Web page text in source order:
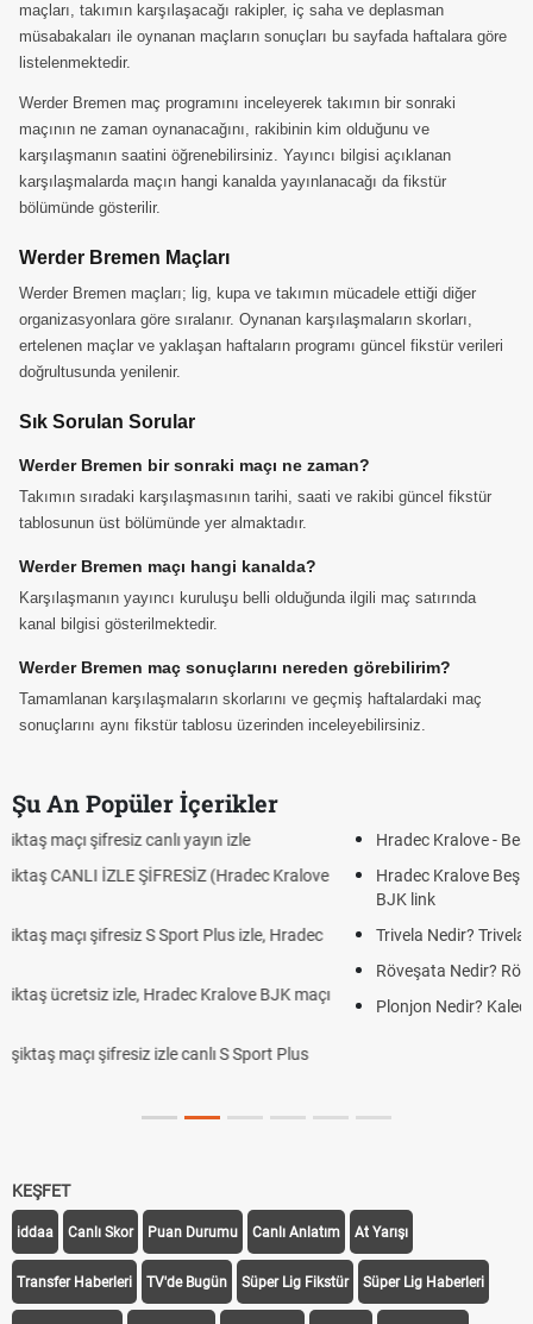
maçları, takımın karşılaşacağı rakipler, iç saha ve deplasman
müsabakaları ile oynanan maçların sonuçları bu sayfada haftalara göre
listelenmektedir.
Werder Bremen maç programını inceleyerek takımın bir sonraki
maçının ne zaman oynanacağını, rakibinin kim olduğunu ve
karşılaşmanın saatini öğrenebilirsiniz. Yayıncı bilgisi açıklanan
karşılaşmalarda maçın hangi kanalda yayınlanacağı da fikstür
bölümünde gösterilir.
Werder Bremen Maçları
Werder Bremen maçları; lig, kupa ve takımın mücadele ettiği diğer
organizasyonlara göre sıralanır. Oynanan karşılaşmaların skorları,
ertelenen maçlar ve yaklaşan haftaların programı güncel fikstür verileri
doğrultusunda yenilenir.
Sık Sorulan Sorular
Werder Bremen bir sonraki maçı ne zaman?
Takımın sıradaki karşılaşmasının tarihi, saati ve rakibi güncel fikstür
tablosunun üst bölümünde yer almaktadır.
Werder Bremen maçı hangi kanalda?
Karşılaşmanın yayıncı kuruluşu belli olduğunda ilgili maç satırında
kanal bilgisi gösterilmektedir.
Werder Bremen maç sonuçlarını nereden görebilirim?
Tamamlanan karşılaşmaların skorlarını ve geçmiş haftalardaki maç
sonuçlarını aynı fikstür tablosu üzerinden inceleyebilirsiniz.
Şu An Popüler İçerikler
Hradec Kralove - Beşiktaş maçı şifresiz izle canlı tv100 linki
Hradec Kralove Beşiktaş maçı şifresiz tv100 izle, Hradec Kralove
Trivela Nedir? Trivela Vuruşu Nasıl Yapılır?
Röveşata Nedir? Röveşata Vuruşu Nasıl Yapılır?
Plonjon Nedir? Kalecilikte Plonjon Hareketi Nasıl Yapılır?
Transfer Haberleri TV'de Bugün Süper Lig Fikstür Süper Lig Haberleri
iddaa Programı Galatasaray Fenerbahçe Beşiktaş Trabzonspor
Galatasaray Transfer Fenerbahçe Transfer Beşiktaş Transfer